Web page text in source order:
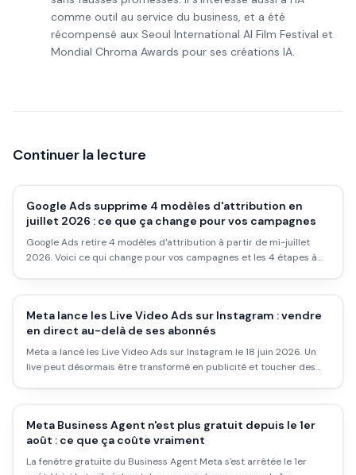
comme outil au service du business, et a été
récompensé aux Seoul International AI Film Festival et
Mondial Chroma Awards pour ses créations IA.
Continuer la lecture
Google Ads supprime 4 modèles d'attribution en
juillet 2026 : ce que ça change pour vos campagnes
Google Ads retire 4 modèles d'attribution à partir de mi-juillet
2026. Voici ce qui change pour vos campagnes et les 4 étapes à
Meta lance les Live Video Ads sur Instagram : vendre
en direct au-delà de ses abonnés
Meta a lancé les Live Video Ads sur Instagram le 18 juin 2026. Un
live peut désormais être transformé en publicité et toucher des
Meta Business Agent n'est plus gratuit depuis le 1er
août : ce que ça coûte vraiment
La fenêtre gratuite du Business Agent Meta s'est arrêtée le 1er